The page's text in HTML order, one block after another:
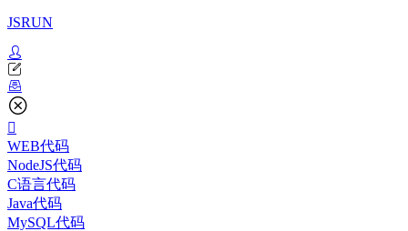
JSRUN
WEB代码
NodeJS代码
C语言代码
Java代码
MySQL代码